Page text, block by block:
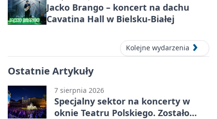
Jacko Brango – koncert na dachu
Cavatina Hall w Bielsku-Białej
Kolejne wydarzenia
Ostatnie Artykuły
7 sierpnia 2026
Specjalny sektor na koncerty w
oknie Teatru Polskiego. Zostało